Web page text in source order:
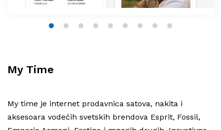
1 2 3 4 5 6 7 8 9
My Time
My time je internet prodavnica satova, nakita i
aksesoara vodećih svetskih brendova Esprit, Fossil,